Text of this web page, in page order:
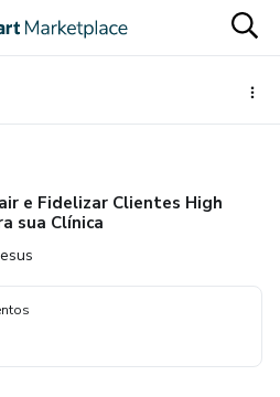
e Fidelizar Clientes High
sua Clínica